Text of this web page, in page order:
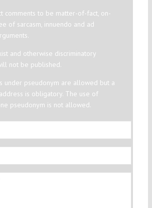
comments to be matter-of-fact, on-
of sarcasm, innuendo and ad
and otherwise discriminatory
not be published.
under pseudonym are allowed but a
is obligatory. The use of
pseudonym is not allowed.